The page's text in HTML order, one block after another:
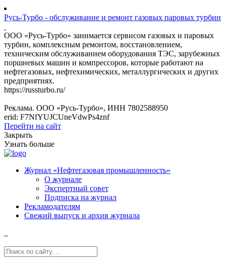
Русь-Турбо - обслуживание и ремонт газовых паровых турбин
ООО «Русь-Турбо» занимается сервисом газовых и паровых
турбин, комплексным ремонтом, восстановлением,
техническим обслуживанием оборудования ТЭС, зарубежных
поршневых машин и компрессоров, которые работают на
нефтегазовых, нефтехимических, металлургических и других
предприятиях.
https://russturbo.ru/
Реклама. ООО «Русь-Турбо», ИНН 7802588950
erid: F7NfYUJCUneVdwPs4znf
Перейти на сайт
Закрыть
Узнать больше
Журнал «Нефтегазовая промышленность»
О журнале
Экспертный совет
Подписка на журнал
Рекламодателям
Свежий выпуск и архив журнала